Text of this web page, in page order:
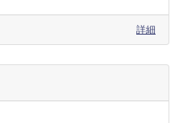
詳細